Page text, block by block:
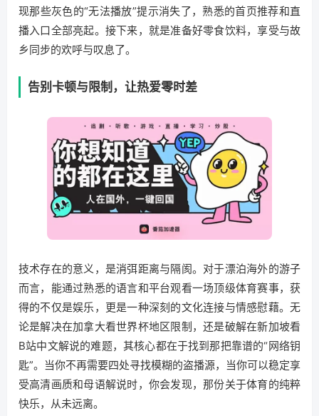
现那些灰色的“无法播放”提示消失了，熟悉的首页推荐和直
播入口全部亮起。接下来，就是准备好零食饮料，享受与故
乡同步的欢呼与叹息了。
告别卡顿与限制，让热爱零时差
技术存在的意义，是消弭距离与隔阂。对于漂泊海外的游子
而言，能通过熟悉的语言和平台观看一场顶级体育赛事，获
得的不仅是娱乐，更是一种深刻的文化连接与情感慰藉。无
论是解决在加拿大看世界杯地区限制，还是破解在新加坡看
B站中文解说的难题，其核心都在于找到那把靠谱的“网络钥
匙”。当你不再需要四处寻找模糊的盗播源，当你可以稳定享
受高清画质和母语解说时，你会发现，那份关于体育的纯粹
快乐，从未远离。